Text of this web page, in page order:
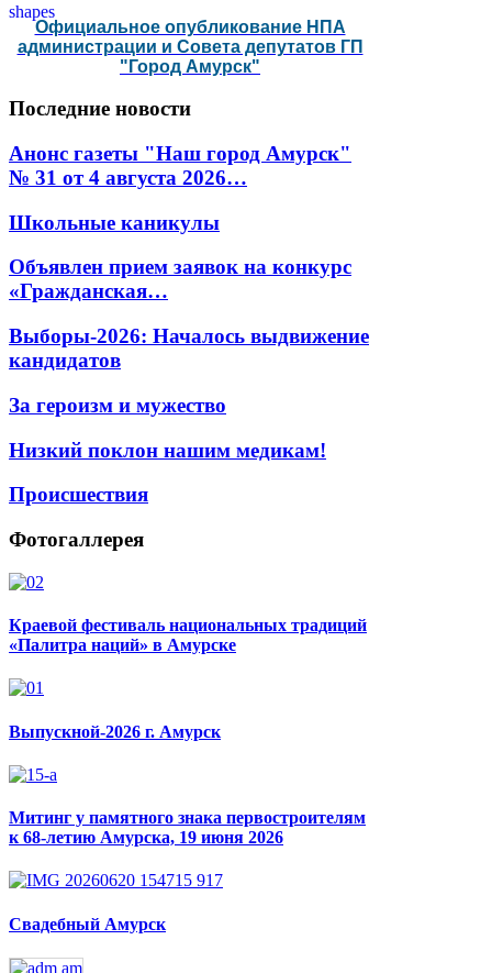
Официальное опубликование НПА
администрации и Совета депутатов ГП
"Город Амурск"
Последние новости
Анонс газеты "Наш город Амурск"
№ 31 от 4 августа 2026…
Школьные каникулы
Объявлен прием заявок на конкурс
«Гражданская…
Выборы-2026: Началось выдвижение
кандидатов
За героизм и мужество
Низкий поклон нашим медикам!
Происшествия
Фотогаллерея
Краевой фестиваль национальных традиций
«Палитра наций» в Амурске
Выпускной-2026 г. Амурск
Митинг у памятного знака первостроителям
к 68-летию Амурска, 19 июня 2026
Свадебный Амурск